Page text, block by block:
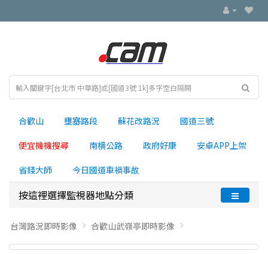
合歡山 壅塞路段 蘇花改路況 國道三號
便宜機機搜尋 南横公路 政府好康 安卓APP上架
省錢大師 今日國道車禍事故
按這裡選擇監視器地點分類
台灣路況即時影像 合歡山武嶺亭即時影像